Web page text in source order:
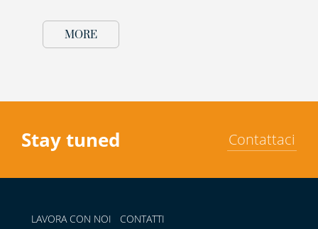
MORE
Stay tuned Contattaci
LAVORA CON NOI CONTATTI